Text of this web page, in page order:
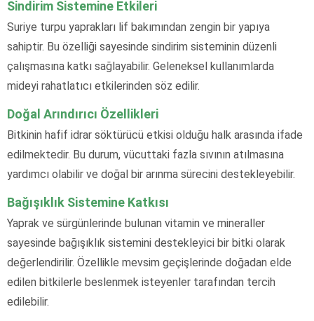
Sindirim Sistemine Etkileri
Suriye turpu yaprakları lif bakımından zengin bir yapıya
sahiptir. Bu özelliği sayesinde sindirim sisteminin düzenli
çalışmasına katkı sağlayabilir. Geleneksel kullanımlarda
mideyi rahatlatıcı etkilerinden söz edilir.
Doğal Arındırıcı Özellikleri
Bitkinin hafif idrar söktürücü etkisi olduğu halk arasında ifade
edilmektedir. Bu durum, vücuttaki fazla sıvının atılmasına
yardımcı olabilir ve doğal bir arınma sürecini destekleyebilir.
Bağışıklık Sistemine Katkısı
Yaprak ve sürgünlerinde bulunan vitamin ve mineraller
sayesinde bağışıklık sistemini destekleyici bir bitki olarak
değerlendirilir. Özellikle mevsim geçişlerinde doğadan elde
edilen bitkilerle beslenmek isteyenler tarafından tercih
edilebilir.